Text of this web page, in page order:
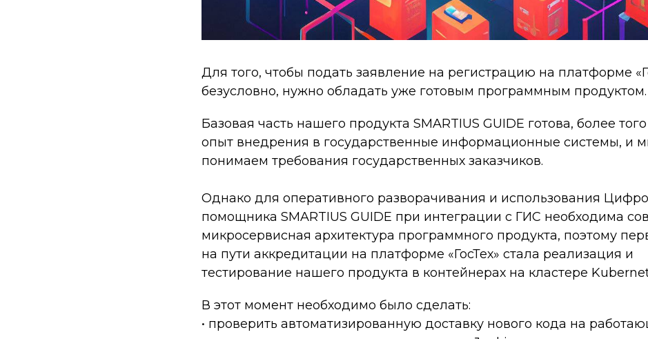
Для того, чтобы подать заявление на регистрацию на платформе
безусловно, нужно обладать уже готовым программным продуктом.
Базовая часть нашего продукта SMARTIUS GUIDE готова, более
опыт внедрения в государственные информационные системы, и
понимаем требования государственных заказчиков.
Однако для оперативного разворачивания и использования
помощника SMARTIUS GUIDE при интеграции с ГИС необходима
микросервисная архитектура программного продукта, поэтому
на пути аккредитации на платформе «ГосТех» стала реализация и
тестирование нашего продукта в контейнерах на кластере
В этот момент необходимо было сделать:
• проверить автоматизированную доставку нового кода на